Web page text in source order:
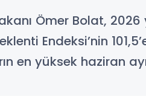
Ömer Bolat, 2026
Endeksi’nin
en yüksek haziran